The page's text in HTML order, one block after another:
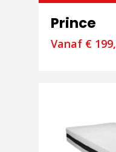
Prince
Vanaf €